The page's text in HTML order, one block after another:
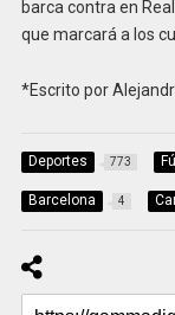
barca contra en
que marcará a los
*Escrito por
Deportes 773
Barcelona 4